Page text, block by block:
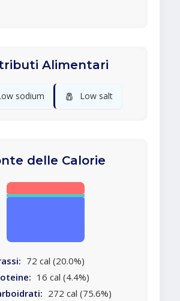
Alimentari
sodium 🧂 Low salt
delle Calorie
72 cal (20.0%)
16 cal (4.4%)
272 cal (75.6%)